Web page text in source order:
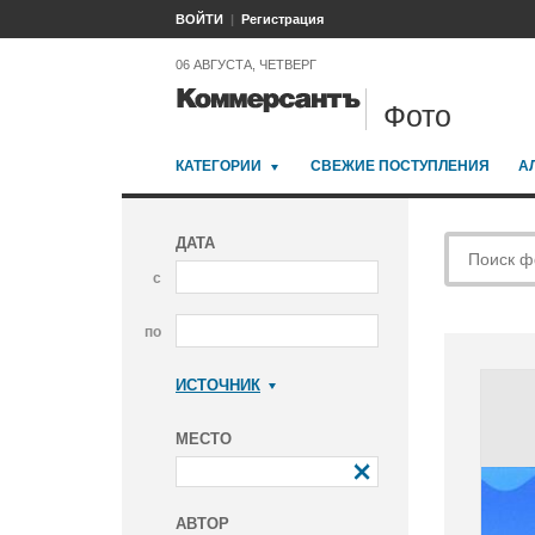
ВОЙТИ Регистрация
06 АВГУСТА, ЧЕТВЕРГ
Фото
КАТЕГОРИИ СВЕЖИЕ ПОСТУПЛЕНИЯ
ДАТА
с
по
ИСТОЧНИК
МЕСТО
АВТОР